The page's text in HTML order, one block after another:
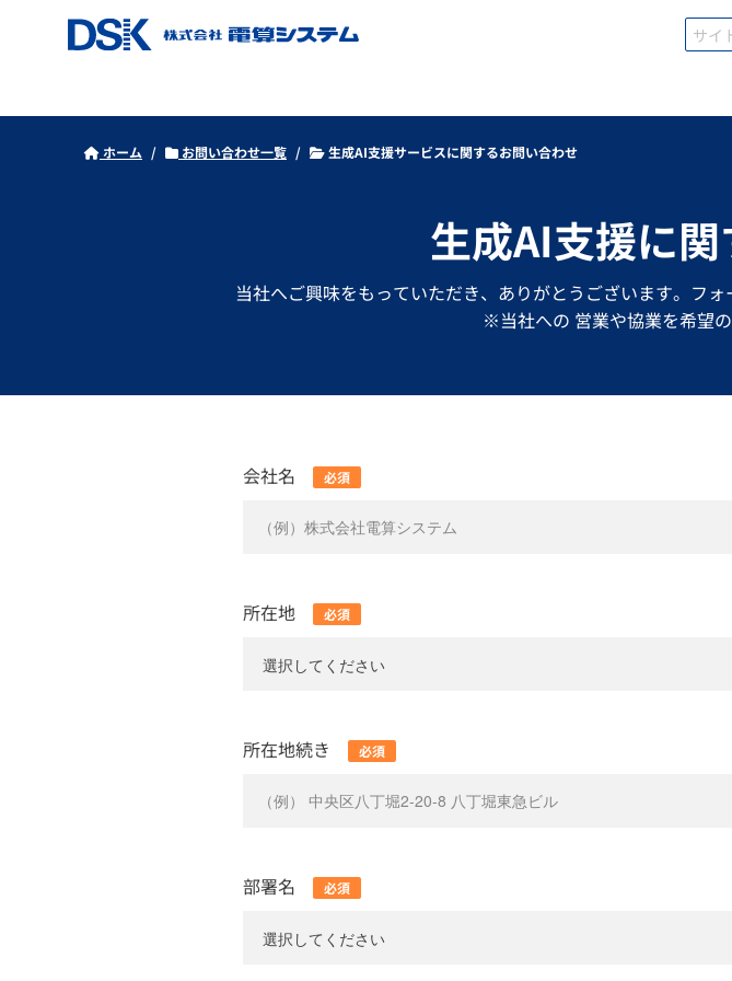
生成AI支援に
当社へご興味をもっていただき、ありがとうございます。フ
※当社への 営業や協業を希望
ホーム お問い合わせ一覧 生成AI支援サービスに関するお問い合わせ
会社名
所在地
所在地続き
部署名